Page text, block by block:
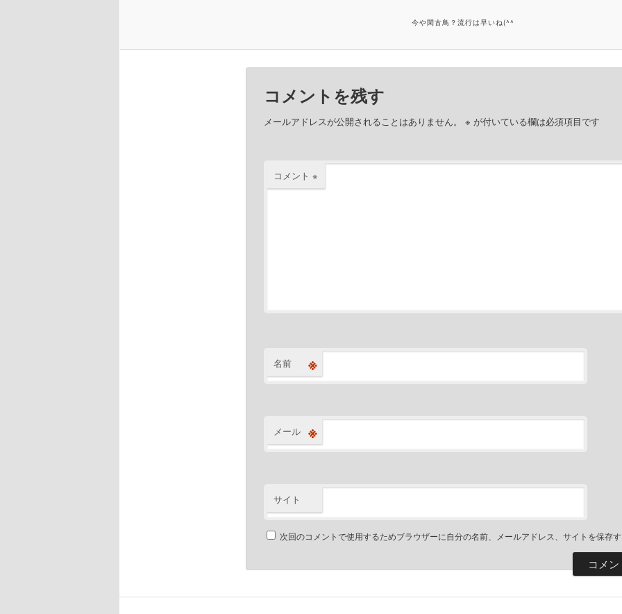
今や閑古鳥？流行は早いね(^^ゞ
コメントを残す
メールアドレスが公開されることはありません。 ※ が付いている欄は必須項目です
コメント ※
名前 ※
メール ※
サイト
次回のコメントで使用するためブラウザーに自分の名前、メールアドレス、サイトを保存